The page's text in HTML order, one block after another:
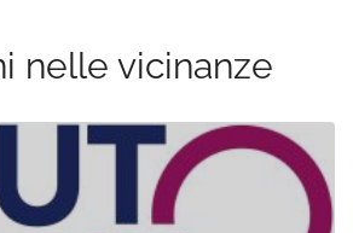
nelle vicinanze